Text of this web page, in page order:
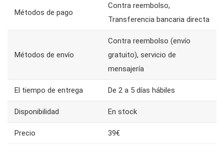
Métodos de pago
Contra reembolso,
Transferencia bancaria directa
Métodos de envío
Contra reembolso (envío
gratuito), servicio de
mensajería
El tiempo de entrega De 2 a 5 días hábiles
Disponibilidad En stock
Precio 39€